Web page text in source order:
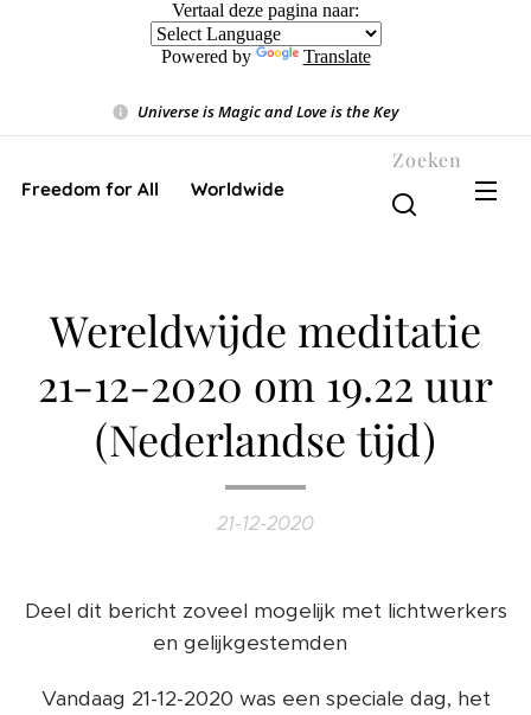
Vertaal deze pagina naar:
Powered by Translate
Universe is Magic and Love is the Key❤️
Freedom for All ❤️ Worldwide
Zoeken
Wereldwijde meditatie
21-12-2020 om 19.22 uur
(Nederlandse tijd)
21-12-2020
Deel dit bericht zoveel mogelijk met lichtwerkers
en gelijkgestemden ❤️
Vandaag 21-12-2020 was een speciale dag, het